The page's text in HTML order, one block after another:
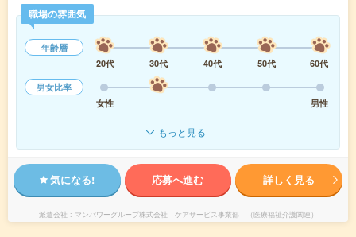
職場の雰囲気
年齢層
20代
30代 40代 50代
60代
男女比率
女性
男性
もっと見る
気になる! 応募へ進む 詳しく見る
派遣会社 マンパワーグループ株式会社 ケアサービス事業部 （医療福祉介護関連）